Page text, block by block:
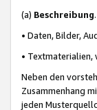
(a) Beschreibung
• Daten, Bilder,
•
Neben den
Zusammenhang
jeden